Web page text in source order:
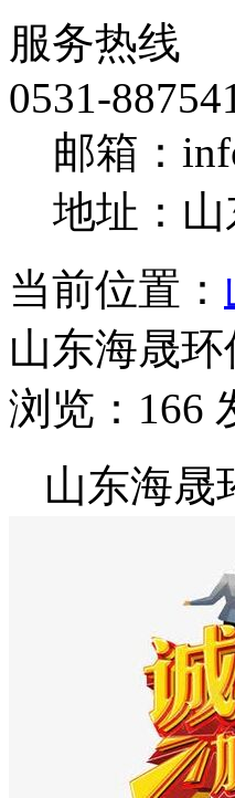
服务热线
0531-
邮箱：
地址：
当前位置：
山东海晟
浏览：166
山东海晟